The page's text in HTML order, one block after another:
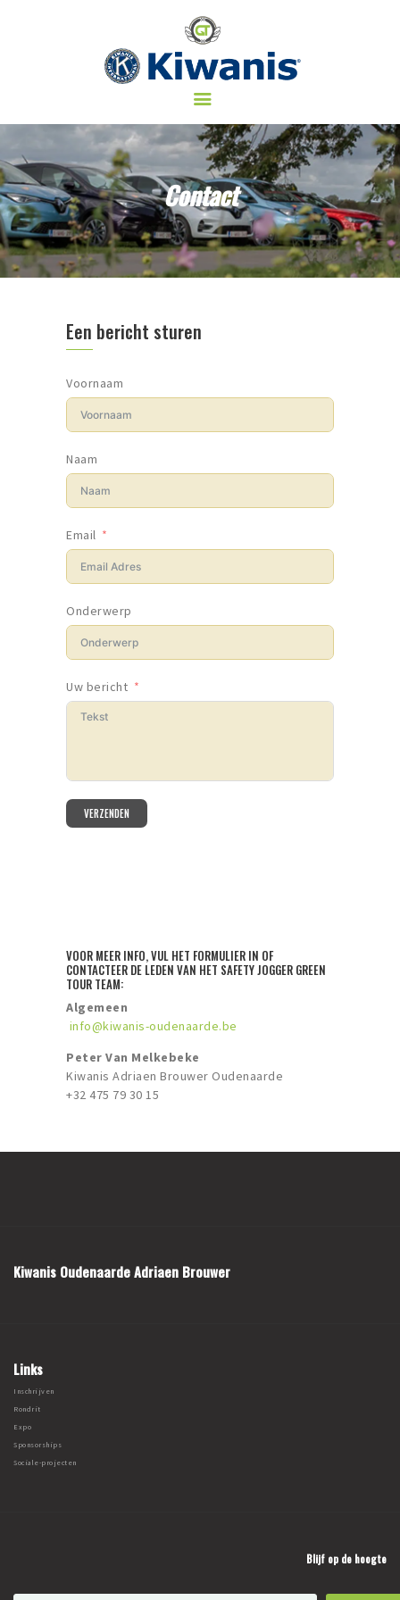
Contact
KIWANIS
KIWANIS EVENTS
SOCIALE-PROJECTEN
CONTACT
Een bericht sturen
Voornaam
Naam
Email
Onderwerp
Uw bericht
VERZENDEN
VOOR MEER INFO, VUL HET FORMULIER IN OF
CONTACTEER DE LEDEN VAN HET SAFETY JOGGER GREEN
TOUR TEAM:
Algemeen
info@kiwanis-oudenaarde.be
Peter Van Melkebeke
Kiwanis Adriaen Brouwer Oudenaarde
+32 475 79 30 15
Kiwanis Oudenaarde Adriaen Brouwer
Links
Inschrijven
Rondrit
Expo
Sponsorships
Sociale-projecten
Blijf op de hoogte